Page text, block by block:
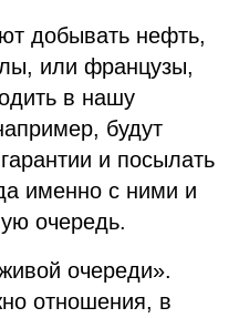
добывать нефть,
или французы,
в нашу
будут
и посылать
именно с ними и
очередь.
очереди».
отношения, в